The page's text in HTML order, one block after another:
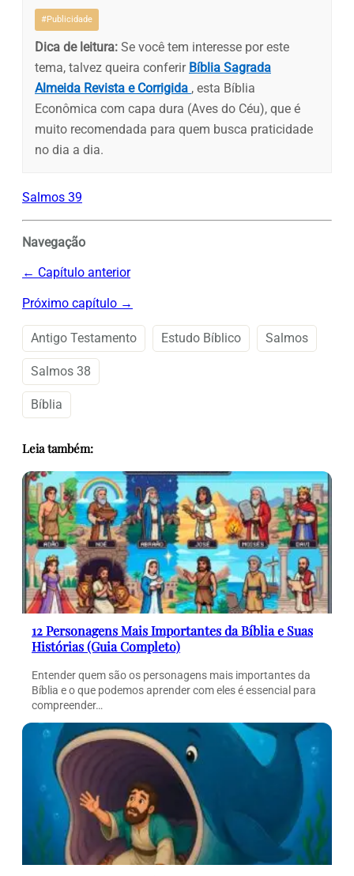
#Publicidade
Dica de leitura: Se você tem interesse por este
tema, talvez queira conferir Bíblia Sagrada
Almeida Revista e Corrigida , esta Bíblia
Econômica com capa dura (Aves do Céu), que é
muito recomendada para quem busca praticidade
no dia a dia.
Salmos 39
Navegação
← Capítulo anterior
Próximo capítulo →
Antigo Testamento Estudo Bíblico Salmos
Salmos 38
Bíblia
Leia também:
12 Personagens Mais Importantes da Bíblia e Suas
Histórias (Guia Completo)
Entender quem são os personagens mais importantes da
Bíblia e o que podemos aprender com eles é essencial para
compreender…